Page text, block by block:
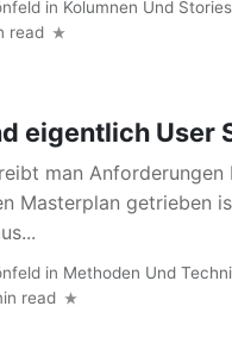
in Kolumnen Und Stories
read
eigentlich User
man
Masterplan getrieben
in Methoden Und
read